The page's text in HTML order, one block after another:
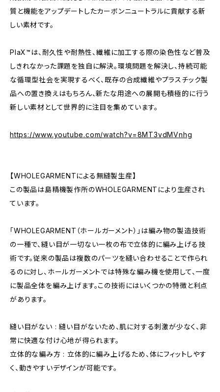
質と機能をアップデートしたカーボンニュートラルに貢献する新
しい素材です。
PlaX™は、耐久性や耐熱性、繊維に加工する際の染色性など普及
しきれなかった課題を独自に解決。環境問題を解決し、持続可能
な循環型社会を実現するべく、既存の合成繊維やプラスチック製
品への置き換えはもちろん、新たな用途への展開も積極的に行う
新しい素材として世界的に注目を集めています。
https://www.youtube.com/watch?v=8MT3vdMVnhg
【WHOLEGARMENTによる無縫製生産】
この製品は島精機製作所のWHOLEGARMENTにより生産され
ています。
「WHOLEGARMENT（ホールガーメント）」は編み物の製造技術
の一種で、縫い目が一切ない一枚の布で立体的に編み上げる技
術です。従来の製品は複数のパーツを縫い合わせることで作られ
るのに対し、ホールガーメントでは特殊な編み機を使用して、一度
に製品全体を編み上げます。この技術にはいくつかの特徴と利点
があります。
縫い目がない : 縫い目がないため、肌に対する刺激が少なく、非
常に快適な付け心地が得られます。
立体的な編み方 : 立体的に編み上げるため、体にフィットしやす
く、動きやすいデザインが可能です。